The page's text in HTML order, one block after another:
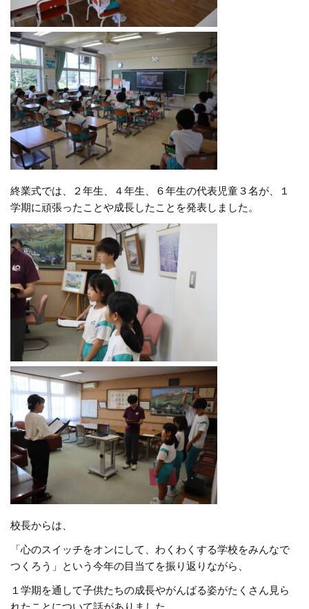
終業式では、２年生、４年生、６年生の代表児童３名が、１
学期に頑張ったことや成長したことを発表しました。
校長からは、
「心のスイッチをオンにして、わくわくする学校をみんなで
つくろう」という今年の目当てを振り返りながら、
１学期を通して子供たちの成長やがんばる姿がたくさん見ら